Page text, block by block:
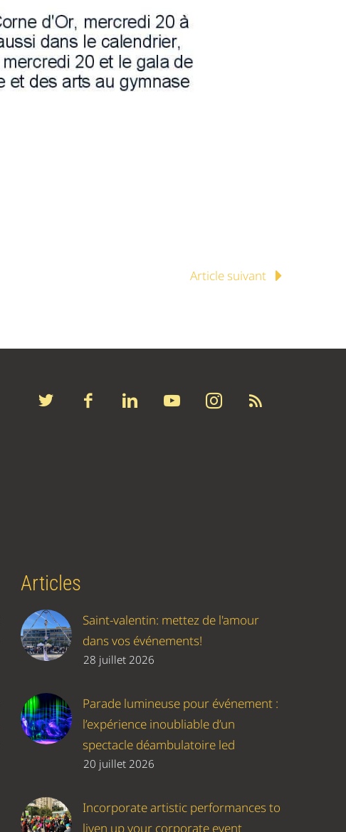
Article suivant
Articles
Saint-valentin: mettez de l'amour
dans vos événements!
28 juillet 2026
Parade lumineuse pour événement :
l’expérience inoubliable d’un
spectacle déambulatoire led
20 juillet 2026
Incorporate artistic performances to
liven up your corporate event